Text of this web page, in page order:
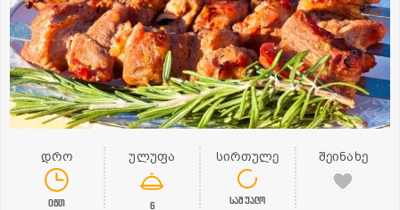
დრო
0წთ
ულუფა
6
სირთულე
საშუალო
შეინახე